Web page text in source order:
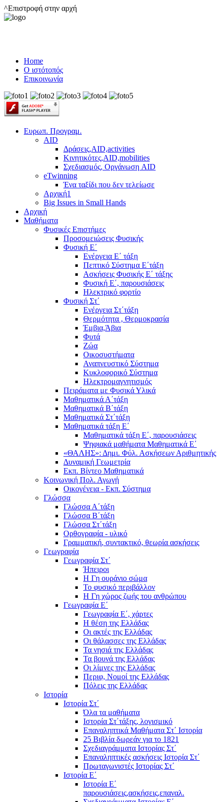
^Επιστροφή στην αρχή
Home
Ο ιστότοπός
Επικοινωνία
Ευρωπ. Προγραμ.
AID
Δράσεις,AID,activities
Κινητικότες,AID,mobilities
Σχεδιασμός, Οργάνωση AID
eTwinning
Ένα ταξίδι που δεν τελείωσε
Αρχική1
Big Issues in Small Hands
Αρχική
Μαθήματα
Φυσικές Επιστήμες
Προσομειώσεις Φυσικής
Φυσική Ε΄
Ενέργεια Ε΄ τάξη
Πεπτικό Σύστημα Ε΄τάξη
Ασκήσεις Φυσικής Ε΄ τάξης
Φυσική Ε΄, παρουσιάσεις
Ηλεκτρικό φορτίο
Φυσική Στ΄
Ενέργεια Στ΄τάξη
Θερμότητα , Θερμοκρασία
Έμβια,Άβια
Φυτά
Ζώα
Οικοσυστήματα
Αναπνευστικό Σύστημα
Κυκλοφορικό Σύστημα
Ηλεκτρομαγνητισμός
Πειράματα με Φυσικά Υλικά
Μαθηματικά Α΄τάξη
Μαθηματικά Β΄τάξη
Μαθηματικά Στ΄τάξη
Μαθηματικά τάξη Ε΄
Μαθηματικά τάξη Ε΄, παρουσιάσεις
Ψηφιακά μαθήματα Μαθηματικά Ε΄
«ΘΑΛΗΣ»: Δημι. Φύλ. Ασκήσεων Αριθμητικής
Δυναμική Γεωμετρία
Εκπ. Βίντεο Μαθηματικά
Κοινωνική Πολ. Αγωγή
Οικογένεια - Εκπ. Σύστημα
Γλώσσα
Γλώσσα Α΄τάξη
Γλώσσα Β΄τάξη
Γλώσσα Στ΄τάξη
Ορθογραφία - υλικό
Γραμματική, συντακτικό, θεωρία ασκήσεις
Γεωγραφία
Γεωγραφία Στ΄
Ήπειροι
Η Γη ουράνιο σώμα
Το φυσικό περιβάλλον
Η Γη χώρος ζωής του ανθρώπου
Γεωγραφία Ε΄
Γεωγραφία Ε΄, χάρτες
Η θέση της Ελλάδας
Οι ακτές της Ελλάδας
Οι θάλασσες της Ελλάδας
Τα νησιά της Ελλάδας
Τα βουνά της Ελλάδας
Οι λίμνες της Ελλάδας
Περιφ, Νομοί της Ελλάδας
Πόλεις της Ελλάδας
Ιστορία
Ιστορία Στ΄
Όλα τα μαθήματα
Ιστορία Στ΄τάξης, λογισμικό
Επαναληπτικά Μαθήματα Στ΄ Ιστορία
25 Βιβλία δωρεάν για το 1821
Σχεδιαγράμματα Ιστορίας Στ΄
Επαναληπτικές ασκήσεις Ιστορία Στ΄
Πρωταγωνιστές Ιστορίας Στ΄
Ιστορία Ε΄
Ιστορία Ε΄
παρουσιάσεις,ασκήσεις,επαναλ.